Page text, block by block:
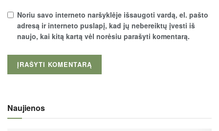
Noriu savo interneto naršyklėje išsaugoti vardą, el. pašto
adresą ir interneto puslapį, kad jų nebereiktų įvesti iš
naujo, kai kitą kartą vėl norėsiu parašyti komentarą.
Naujienos